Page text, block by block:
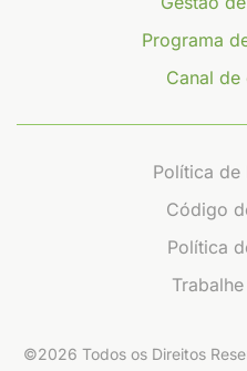
Programa
Canal de
Política de
Código
Política
©2026 Todos os Direitos